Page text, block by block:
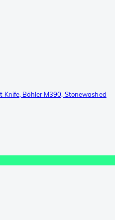
Knife, Böhler M390, Stonewashed